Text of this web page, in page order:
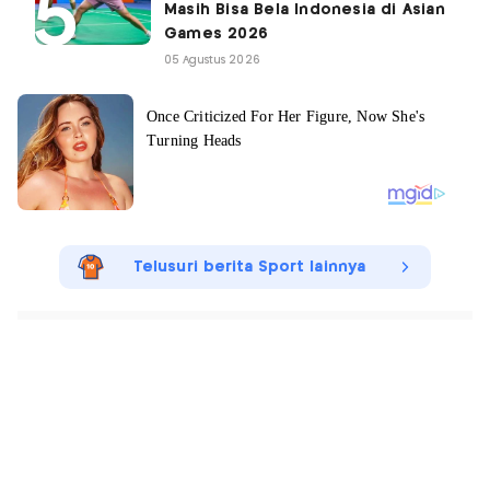
Masih Bisa Bela Indonesia di Asian
Games 2026
05 Agustus 2026
Telusuri berita Sport lainnya